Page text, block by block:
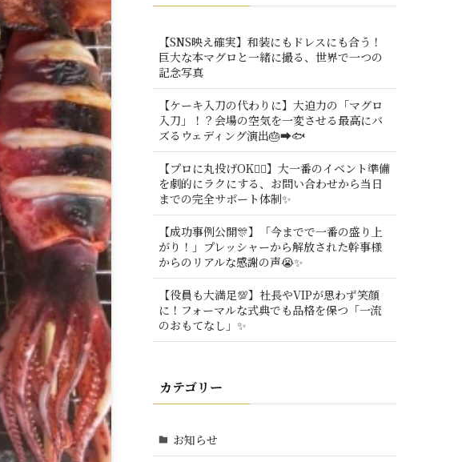
【SNS映え確実】和装にもドレスにも合う！
巨大な本マグロと一緒に撮る、世界で一つの
記念写真
【ケーキ入刀の代わりに】大迫力の「マグロ
入刀」！？会場の空気を一変させる最高にバ
ズるウェディング演出🎂➡️🐟
【プロに丸投げOK🙆‍♂️】大一番のイベント準備
を劇的にラクにする、お問い合わせから当日
までの完全サポート体制✨
【成功事例公開🎊】「今までで一番の盛り上
がり！」プレッシャーから解放された幹事様
からのリアルな感謝の声😭✨
【役員も大満足💯】社長やVIPが思わず笑顔
に！フォーマルな式典でも品格を保つ「一流
のおもてなし」✨
カテゴリー
お知らせ